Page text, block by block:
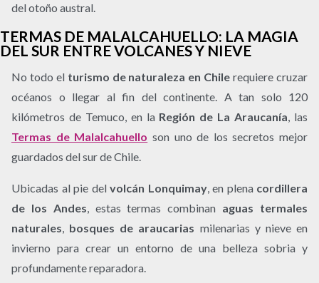
del otoño austral.
TERMAS DE MALALCAHUELLO: LA MAGIA
DEL SUR ENTRE VOLCANES Y NIEVE
No todo el turismo de naturaleza en Chile requiere cruzar
océanos o llegar al fin del continente. A tan solo 120
kilómetros de Temuco, en la Región de La Araucanía , las
Termas de Malalcahuello son uno de los secretos mejor
guardados del sur de Chile.
Ubicadas al pie del volcán Lonquimay, en plena cordillera
de los Andes , estas termas combinan aguas termales
naturales
bosques de araucarias milenarias y nieve en
invierno para crear un entorno de una belleza sobria y
profundamente reparadora.